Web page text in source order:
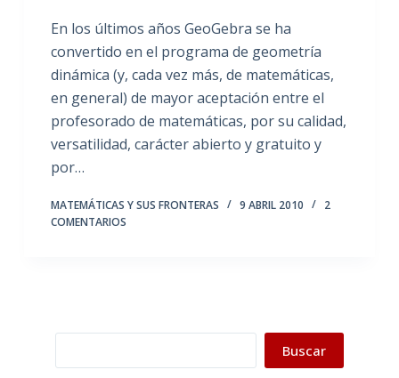
En los últimos años GeoGebra se ha
convertido en el programa de geometría
dinámica (y, cada vez más, de matemáticas,
en general) de mayor aceptación entre el
profesorado de matemáticas, por su calidad,
versatilidad, carácter abierto y gratuito y
por…
MATEMÁTICAS Y SUS FRONTERAS 9 ABRIL 2010
2
COMENTARIOS
Buscar